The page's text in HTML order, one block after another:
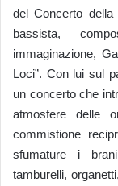
del Concerto della
bassista,
immaginazione,
Loci”. Con lui sul
un concerto che
atmosfere delle
commistione
sfumature i
tamburelli,